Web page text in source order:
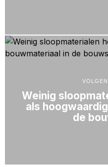
Weinig
als
de